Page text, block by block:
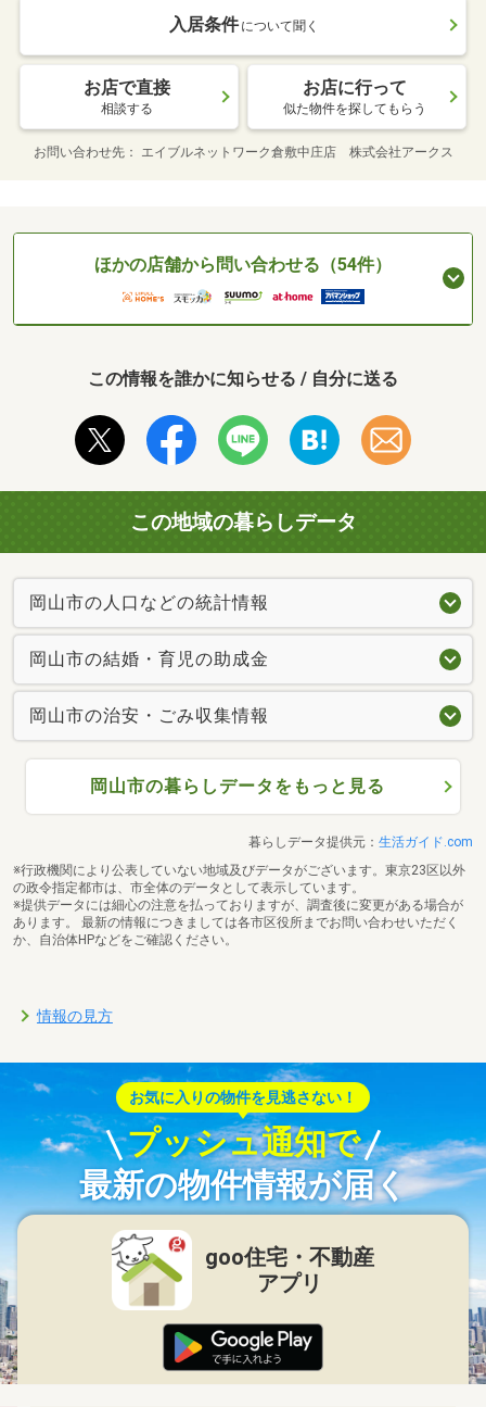
入居条件 について聞く
お店で直接
相談する
お店に行って
似た物件を探してもらう
お問い合わせ先 エイブルネットワーク倉敷中庄店 株式会社アークス
ほかの店舗から問い合わせる（54件）
この情報を誰かに知らせる / 自分に送る
この地域の暮らしデータ
岡山市の人口などの統計情報
岡山市の結婚・育児の助成金
岡山市の治安・ごみ収集情報
岡山市の暮らしデータをもっと見る
暮らしデータ提供元： 生活ガイド.com
※行政機関により公表していない地域及びデータがございます。東京23区以外
の政令指定都市は、市全体のデータとして表示しています。
※提供データには細心の注意を払っておりますが、調査後に変更がある場合が
あります。 最新の情報につきましては各市区役所までお問い合わせいただく
か、自治体HPなどをご確認ください。
情報の見方
お気に入りの物件を見逃さない！
プッシュ通知で
最新の物件情報が届く
goo住宅・不動産
アプリ